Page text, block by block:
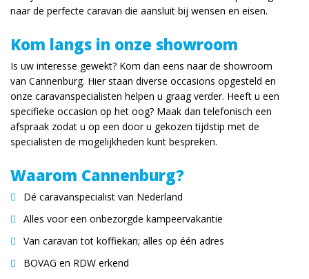
naar de perfecte caravan die aansluit bij wensen en eisen.
Kom langs in onze showroom
Is uw interesse gewekt? Kom dan eens naar de showroom
van Cannenburg. Hier staan diverse occasions opgesteld en
onze caravanspecialisten helpen u graag verder. Heeft u een
specifieke occasion op het oog? Maak dan telefonisch een
afspraak zodat u op een door u gekozen tijdstip met de
specialisten de mogelijkheden kunt bespreken.
Waarom Cannenburg?
Dé caravanspecialist van Nederland
Alles voor een onbezorgde kampeervakantie
Van caravan tot koffiekan; alles op één adres
BOVAG en RDW erkend